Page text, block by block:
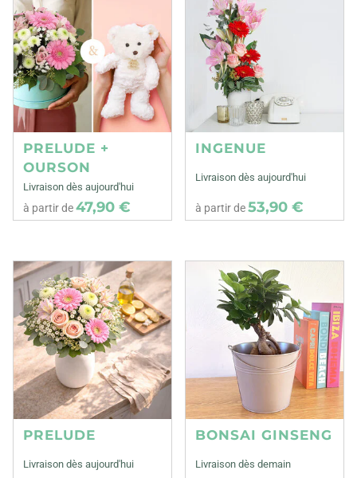
PRELUDE +
OURSON
Livraison dès aujourd'hui
à partir de47,90 €
INGENUE
Livraison dès aujourd'hui
à partir de53,90 €
PRELUDE
Livraison dès aujourd'hui
BONSAI GINSENG
Livraison dès demain